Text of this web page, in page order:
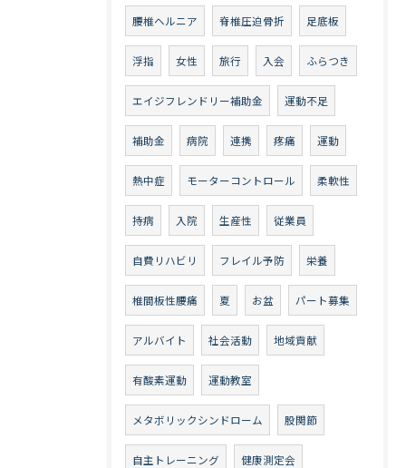
腰椎ヘルニア 脊椎圧迫骨折 足底板
浮指 女性 旅行 入会 ふらつき
エイジフレンドリー補助金 運動不足
補助金 病院 連携 疼痛 運動
熱中症 モーターコントロール 柔軟性
持病 入院 生産性 従業員
自費リハビリ フレイル予防 栄養
椎間板性腰痛 夏 お盆 パート募集
アルバイト 社会活動 地域貢献
有酸素運動 運動教室
メタボリックシンドローム 股関節
自主トレーニング 健康測定会